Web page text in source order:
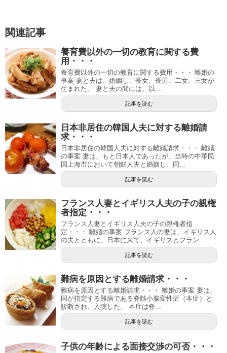
関連記事
養育費以外の一切の教育に関する費
用・・・
養育費以外の一切の教育に関する費用・・・ 離婚の
事案 妻と夫は、婚姻し、長女、長男、二女、三女が
生まれた。 妻と夫の間には、以...
記事を読む
日本非居住の韓国人夫に対する離婚請
求・・・
日本非居住の韓国人夫に対する離婚請求・・・ 離婚
の事案 妻は、もと日本人であったが、当時の中華民
国上海市において朝鮮人夫と婚姻し、同...
記事を読む
フランス人妻とイギリス人夫の子の親権
者指定・・・
フランス人妻とイギリス人夫の子の親権者指
定・・・ 離婚の事案 フランス人の妻は、イギリス人
の夫とともに、日本に来て、イギリスとフラン...
記事を読む
難病を原因とする離婚請求・・・
難病を原因とする離婚請求・・・ 離婚の事案 妻は、
国が指定する難病である脊髄小脳変性症（本症）と
診断され、入院した。 本症は脊...
記事を読む
子供の年齢による面接交渉の可否・・・